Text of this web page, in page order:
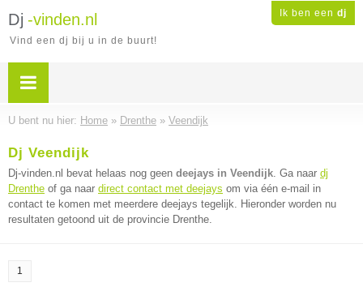
Ik ben een dj
Dj -vinden.nl
Vind een dj bij u in de buurt!
U bent nu hier: Home » Drenthe » Veendijk
Dj Veendijk
Dj-vinden.nl bevat helaas nog geen deejays in Veendijk. Ga naar dj
Drenthe of ga naar direct contact met deejays om via één e-mail in
contact te komen met meerdere deejays tegelijk. Hieronder worden nu
resultaten getoond uit de provincie Drenthe.
1